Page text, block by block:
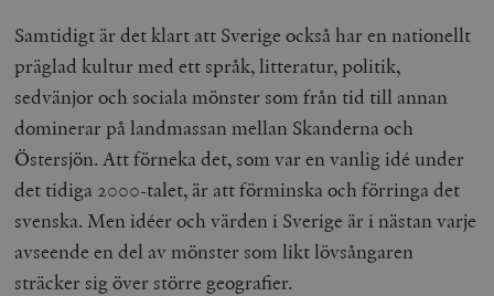
Samtidigt är det klart att Sverige också har en nationellt
präglad kultur med ett språk, litteratur, politik,
sedvänjor och sociala mönster som från tid till annan
dominerar på landmassan mellan Skanderna och
Östersjön. Att förneka det, som var en vanlig idé under
det tidiga 2000-talet, är att förminska och förringa det
svenska. Men idéer och värden i Sverige är i nästan varje
avseende en del av mönster som likt lövsångaren
sträcker sig över större geografier.